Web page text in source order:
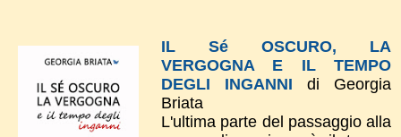
IL Sé OSCURO, LA
VERGOGNA E IL TEMPO
DEGLI INGANNI di Georgia
Briata
L'ultima parte del passaggio alla